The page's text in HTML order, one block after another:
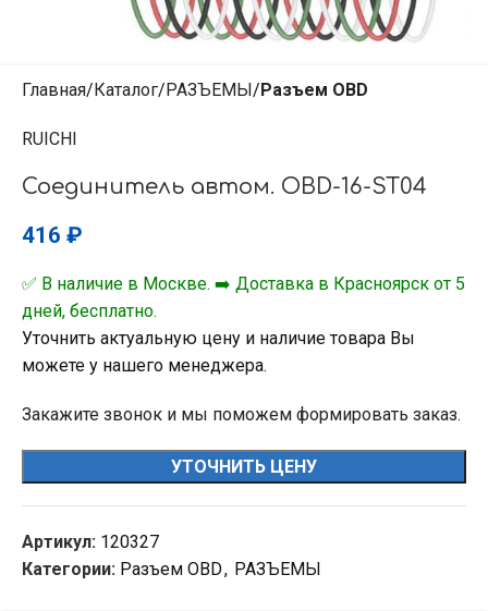
Главная Каталог РАЗЪЕМЫ Разъем OBD
RUICHI
Соединитель автом. OBD-16-ST04
416 ₽
✅ В наличие в Москве. ➡️ Доставка в Красноярск от 5
дней, бесплатно.
Уточнить актуальную цену и наличие товара Вы
можете у нашего менеджера.
Закажите звонок и мы поможем формировать заказ.
УТОЧНИТЬ ЦЕНУ
Артикул: 120327
Категории: Разъем OBD, РАЗЪЕМЫ